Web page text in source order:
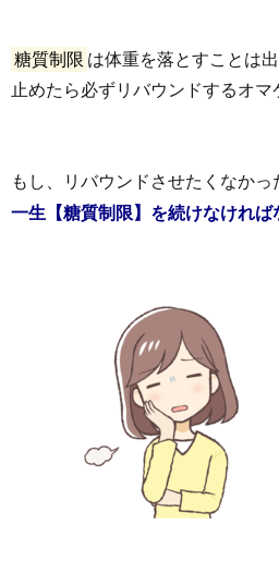
糖質制限 は体重を落とすことは
止めたら必ずリバウンドするオマ
もし、リバウンドさせたくなかっ
一生【糖質制限】を続けなければ